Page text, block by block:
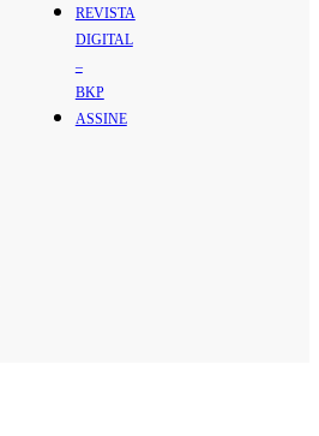
REVISTA
DIGITAL
–
BKP
ASSINE